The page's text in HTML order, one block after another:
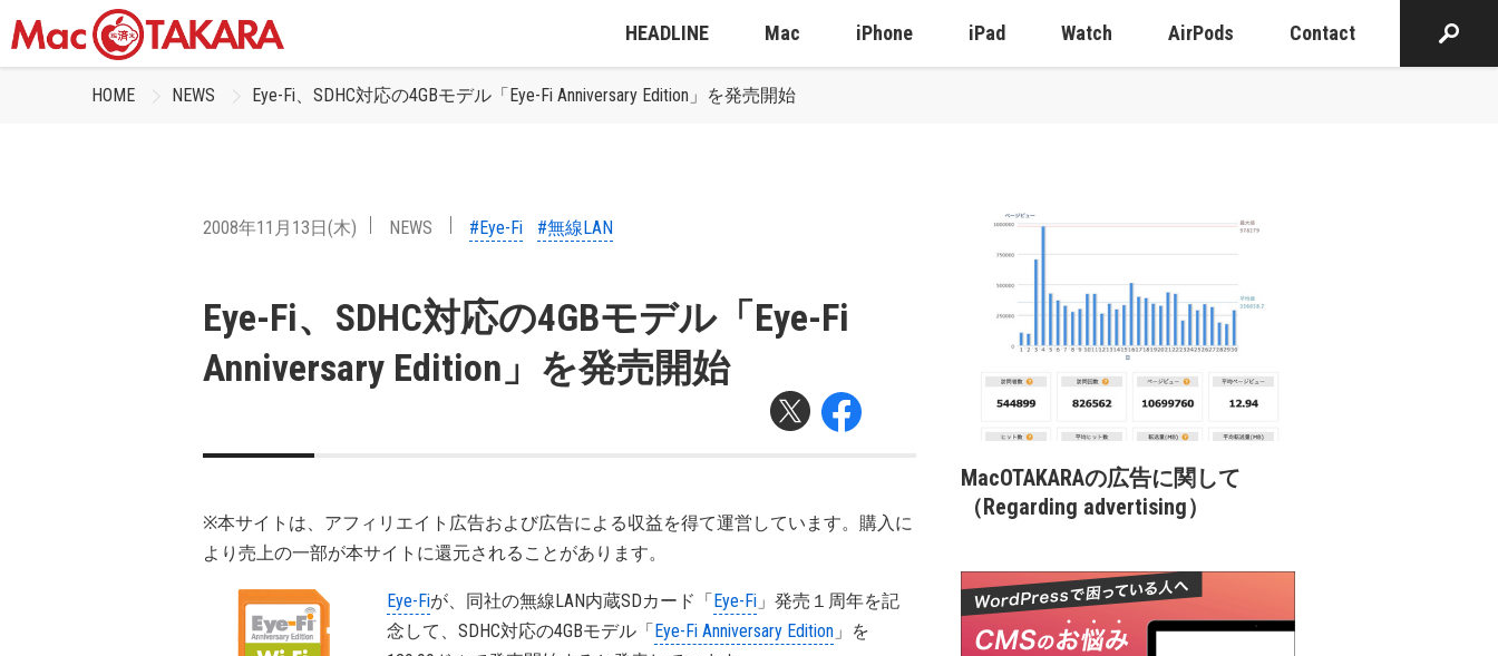
HEADLINE Mac iPhone iPad Watch AirPods Contact
HOME NEWS Eye-Fi、SDHC対応の4GBモデル「Eye-Fi Anniversary Edition」を発売開始
2008年11月13日(木) NEWS #Eye-Fi #無線LAN
Eye-Fi、SDHC対応の4GBモデル「Eye-Fi
Anniversary Edition」を発売開始
※本サイトは、アフィリエイト広告および広告による収益を得て運営しています。購入に
より売上の一部が本サイトに還元されることがあります。
Eye-Fiが、同社の無線LAN内蔵SDカード「Eye-Fi 」発売１周年を記
念して、SDHC対応の4GBモデル「Eye-Fi Anniversary Edition 」を
MacOTAKARAの広告に関して
（Regarding advertising）